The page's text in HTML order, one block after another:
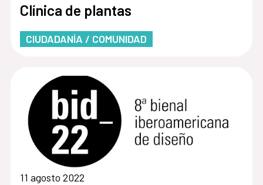
Clínica de plantas
CIUDADANÍA / COMUNIDAD
11 agosto 2022